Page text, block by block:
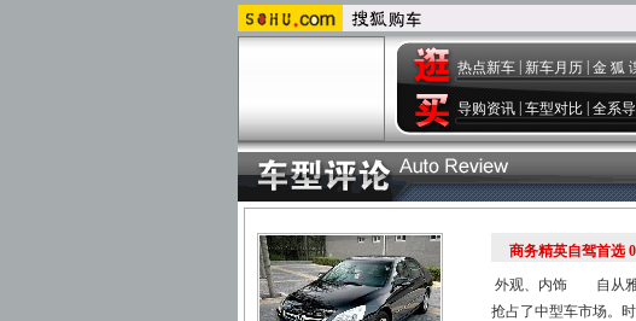
热点新车 新车月历 金 狐
导购资讯 车型对比 全系
商务精英自驾首选
外观、内饰 自从雅
抢占了中型车市场。